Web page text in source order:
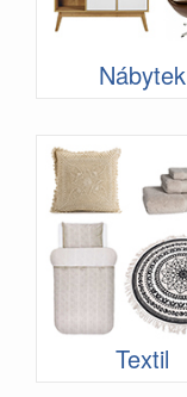
Nábytek
Textil